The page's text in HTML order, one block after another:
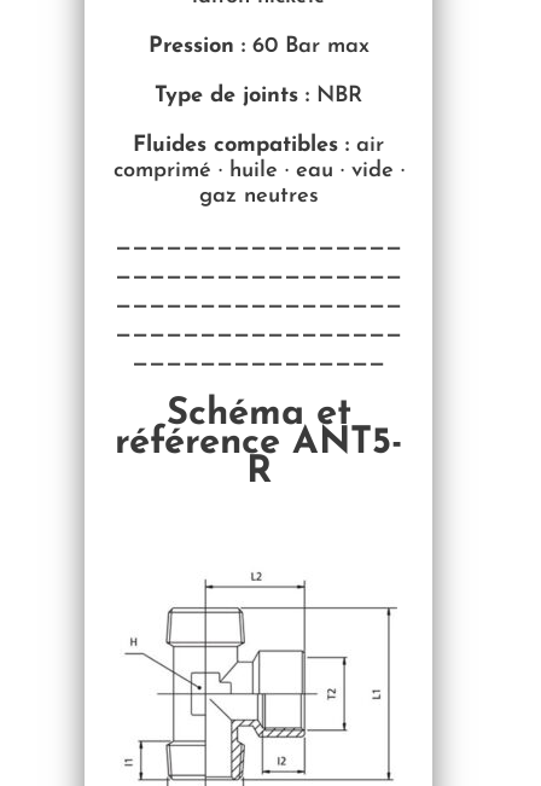
Pression :60 Bar max
Type de joints : NBR
Fluides compatibles : air
comprimé · huile · eau · vide ·
gaz neutres
—————————————————
—————————————————
—————————————————
—————————————————
———————————————
Schéma et
référence ANT5-
R